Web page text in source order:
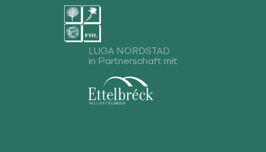
LUGA NORDSTAD
in Partnerschaft mit